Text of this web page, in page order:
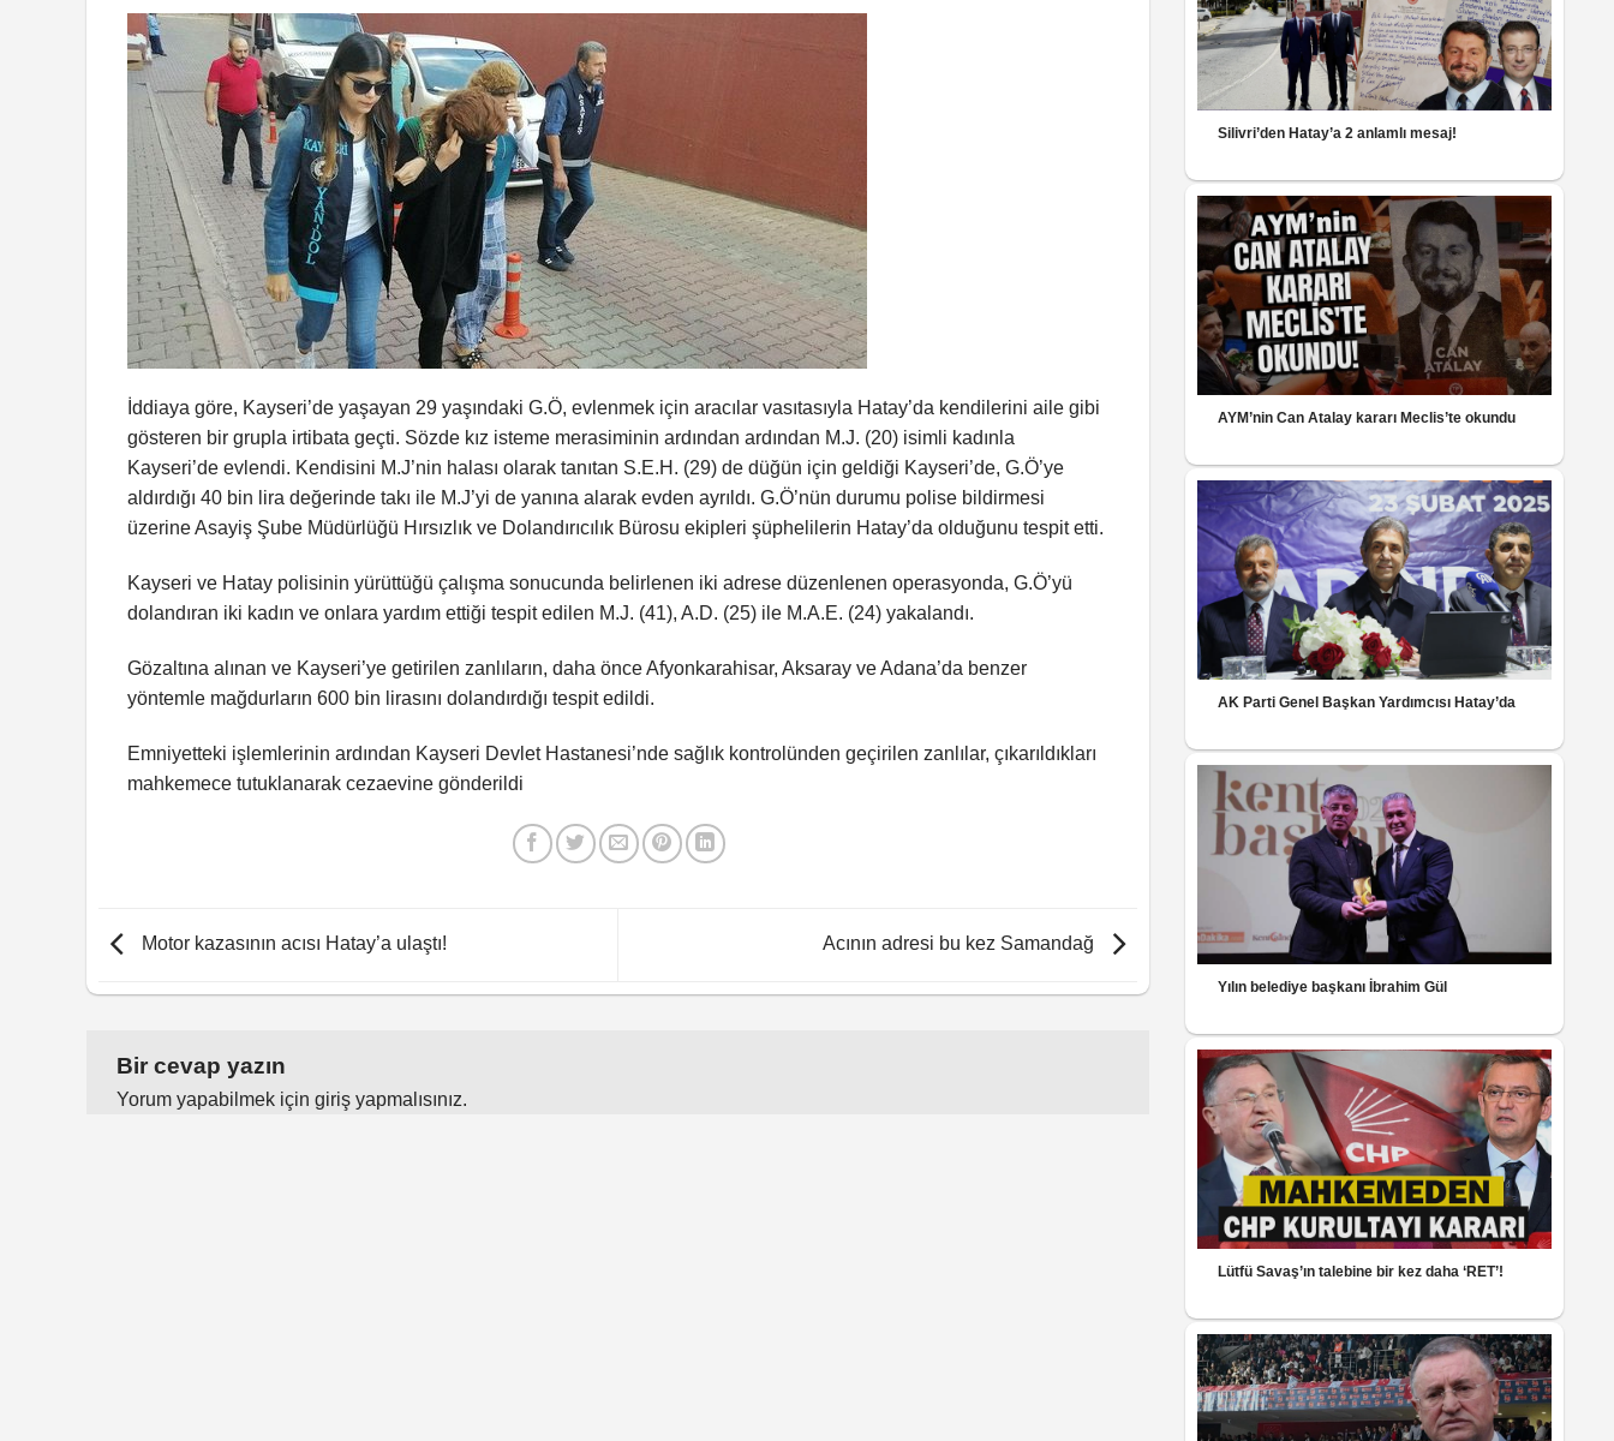
İddiaya göre, Kayseri’de yaşayan 29 yaşındaki G.Ö, evlenmek için aracılar vasıtasıyla Hatay’da kendilerini aile gibi
gösteren bir grupla irtibata geçti. Sözde kız isteme merasiminin ardından ardından M.J. (20) isimli kadınla
Kayseri’de evlendi. Kendisini M.J’nin halası olarak tanıtan S.E.H. (29) de düğün için geldiği Kayseri’de, G.Ö’ye
aldırdığı 40 bin lira değerinde takı ile M.J’yi de yanına alarak evden ayrıldı. G.Ö’nün durumu polise bildirmesi
üzerine Asayiş Şube Müdürlüğü Hırsızlık ve Dolandırıcılık Bürosu ekipleri şüphelilerin Hatay’da olduğunu tespit etti.
Kayseri ve Hatay polisinin yürüttüğü çalışma sonucunda belirlenen iki adrese düzenlenen operasyonda, G.Ö’yü
dolandıran iki kadın ve onlara yardım ettiği tespit edilen M.J. (41), A.D. (25) ile M.A.E. (24) yakalandı.
Gözaltına alınan ve Kayseri’ye getirilen zanlıların, daha önce Afyonkarahisar, Aksaray ve Adana’da benzer
yöntemle mağdurların 600 bin lirasını dolandırdığı tespit edildi.
Emniyetteki işlemlerinin ardından Kayseri Devlet Hastanesi’nde sağlık kontrolünden geçirilen zanlılar, çıkarıldıkları
mahkemece tutuklanarak cezaevine gönderildi
Motor kazasının acısı Hatay’a ulaştı! Acının adresi bu kez Samandağ
Bir cevap yazın
Yorum yapabilmek için giriş yapmalısınız.
Silivri’den Hatay’a 2 anlamlı mesaj!
AYM’nin Can Atalay kararı Meclis’te okundu
AK Parti Genel Başkan Yardımcısı Hatay’da
Yılın belediye başkanı İbrahim Gül
Lütfü Savaş’ın talebine bir kez daha ‘RET’!